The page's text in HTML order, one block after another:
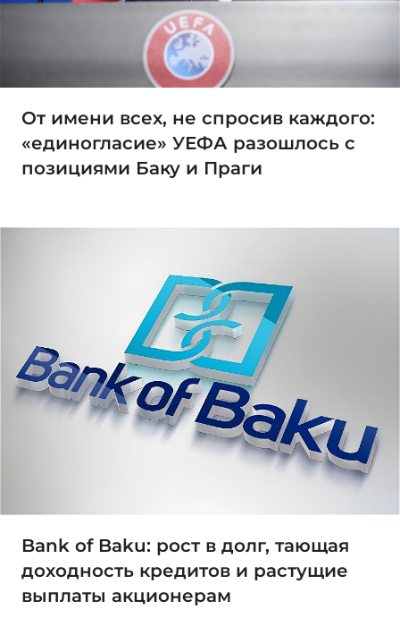
От имени всех, не спросив каждого:
«единогласие» УЕФА разошлось с
позициями Баку и Праги
Bank of Baku: рост в долг, тающая
доходность кредитов и растущие
выплаты акционерам